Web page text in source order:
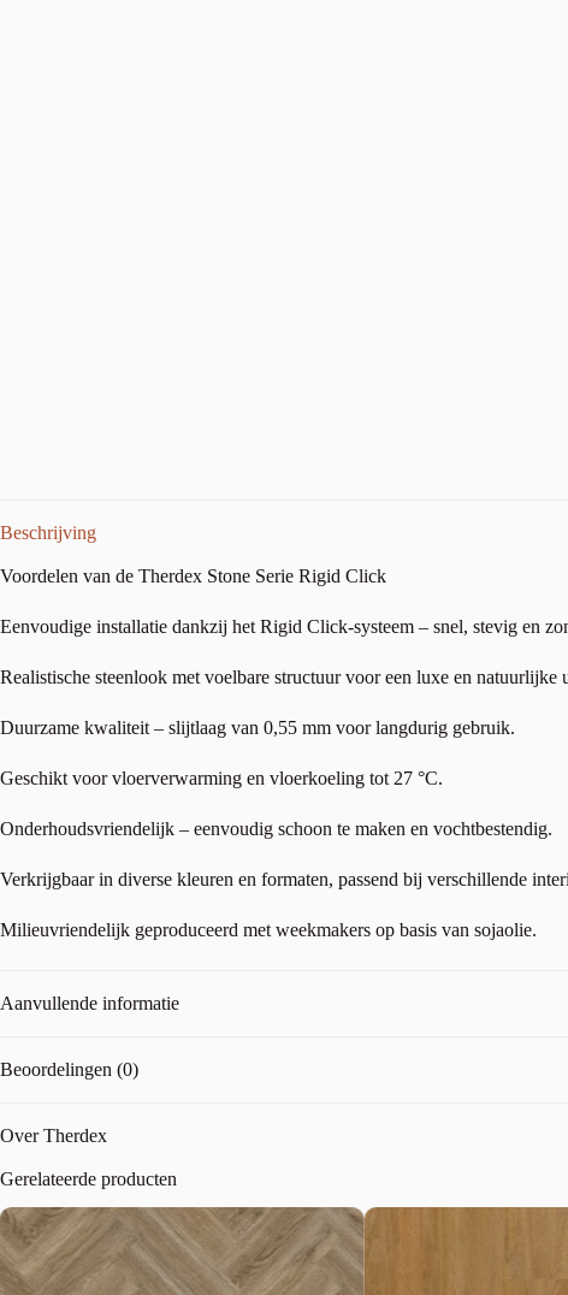
Beschrijving
Voordelen van de Therdex Stone Serie Rigid Click
Eenvoudige installatie dankzij het Rigid Click-systeem – snel, stevig en
Realistische steenlook met voelbare structuur voor een luxe en natuurlijke
Duurzame kwaliteit – slijtlaag van 0,55 mm voor langdurig gebruik.
Geschikt voor vloerverwarming en vloerkoeling tot 27 °C.
Onderhoudsvriendelijk – eenvoudig schoon te maken en vochtbestendig.
Verkrijgbaar in diverse kleuren en formaten, passend bij verschillende
Milieuvriendelijk geproduceerd met weekmakers op basis van sojaolie.
Aanvullende informatie
Beoordelingen (0)
Over Therdex
Gerelateerde producten